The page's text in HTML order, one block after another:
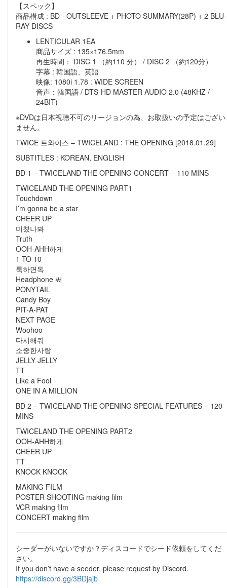
【スペック】
商品構成 : BD - OUTSLEEVE + PHOTO SUMMARY(28P) + 2 BLU-
RAY DISCS
LENTICULAR 1EA
商品サイズ : 135×176.5mm
再生時間： DISC 1 （約110 分） / DISC 2 （約120分）
字幕 : 韓国語、英語
映像: 1080i 1.78 : WIDE SCREEN
音声：韓国語 / DTS-HD MASTER AUDIO 2.0 (48KHZ /
24BIT)
※DVDは日本視聴不可のリージョンの為、お取扱いの予定はござい
ません。
TWICE 트와이스 – TWICELAND : THE OPENING [2018.01.29]
SUBTITLES : KOREAN, ENGLISH
BD 1 – TWICELAND THE OPENING CONCERT – 110 MINS
TWICELAND THE OPENING PART1
Touchdown
I’m gonna be a star
CHEER UP
미쳤나봐
Truth
OOH-AHH하게
1 TO 10
툭하면톡
Headphone 써
PONYTAIL
Candy Boy
PIT-A-PAT
NEXT PAGE
Woohoo
다시해줘
소중한사랑
JELLY JELLY
TT
Like a Fool
ONE IN A MILLION
BD 2 – TWICELAND THE OPENING SPECIAL FEATURES – 120
MINS
TWICELAND THE OPENING PART2
OOH-AHH하게
CHEER UP
TT
KNOCK KNOCK
MAKING FILM
POSTER SHOOTING making film
VCR making film
CONCERT making film
シーダーがいないですか？ディスコードでシード依頼をしてくだ
さい。
If you don’t have a seeder, please request by Discord.
https://discord.gg/3BDjajb